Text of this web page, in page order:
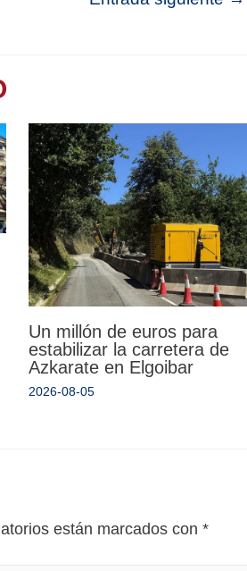
Un millón de euros para
estabilizar la carretera de
Azkarate en Elgoibar
2026-08-05
están marcados con *